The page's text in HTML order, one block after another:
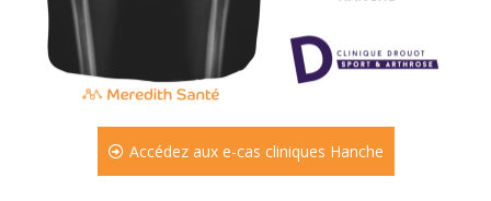
Accédez aux e-cas cliniques Hanche